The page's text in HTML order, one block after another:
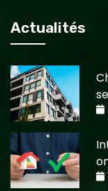
Actualités